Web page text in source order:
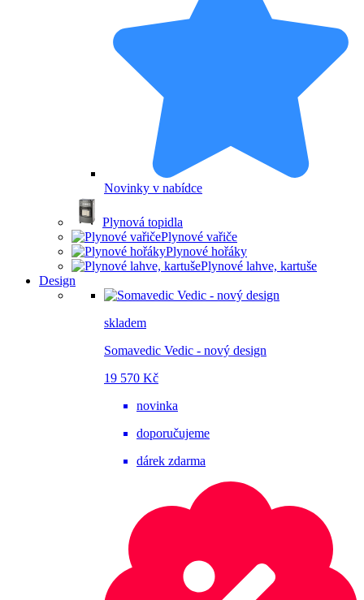
Novinky v nabídce
Plynová topidla
Plynové vařiče
Plynové hořáky
Plynové lahve, kartuše
Design
skladem
Somavedic Vedic - nový design
19 570 Kč
novinka
doporučujeme
dárek zdarma